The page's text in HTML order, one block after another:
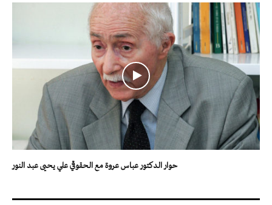
حوار الدكتور عباس عروة مع الحقوقي علي يحيى عبد النور